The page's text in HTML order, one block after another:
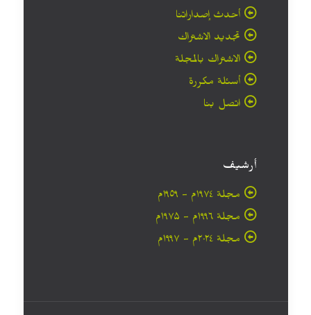
أحدث إصداراتنا
تجديد الاشتراك
الاشتراك بالمجلة
أسئلة مكررة
اتصل بنا
أرشيف
مجلة ۱۹۷٤م - ١٩٥٩م
مجلة ۱۹۹٦م - ۱۹۷۵م
مجلة ۲۰۲٤م - ۱۹۹۷م